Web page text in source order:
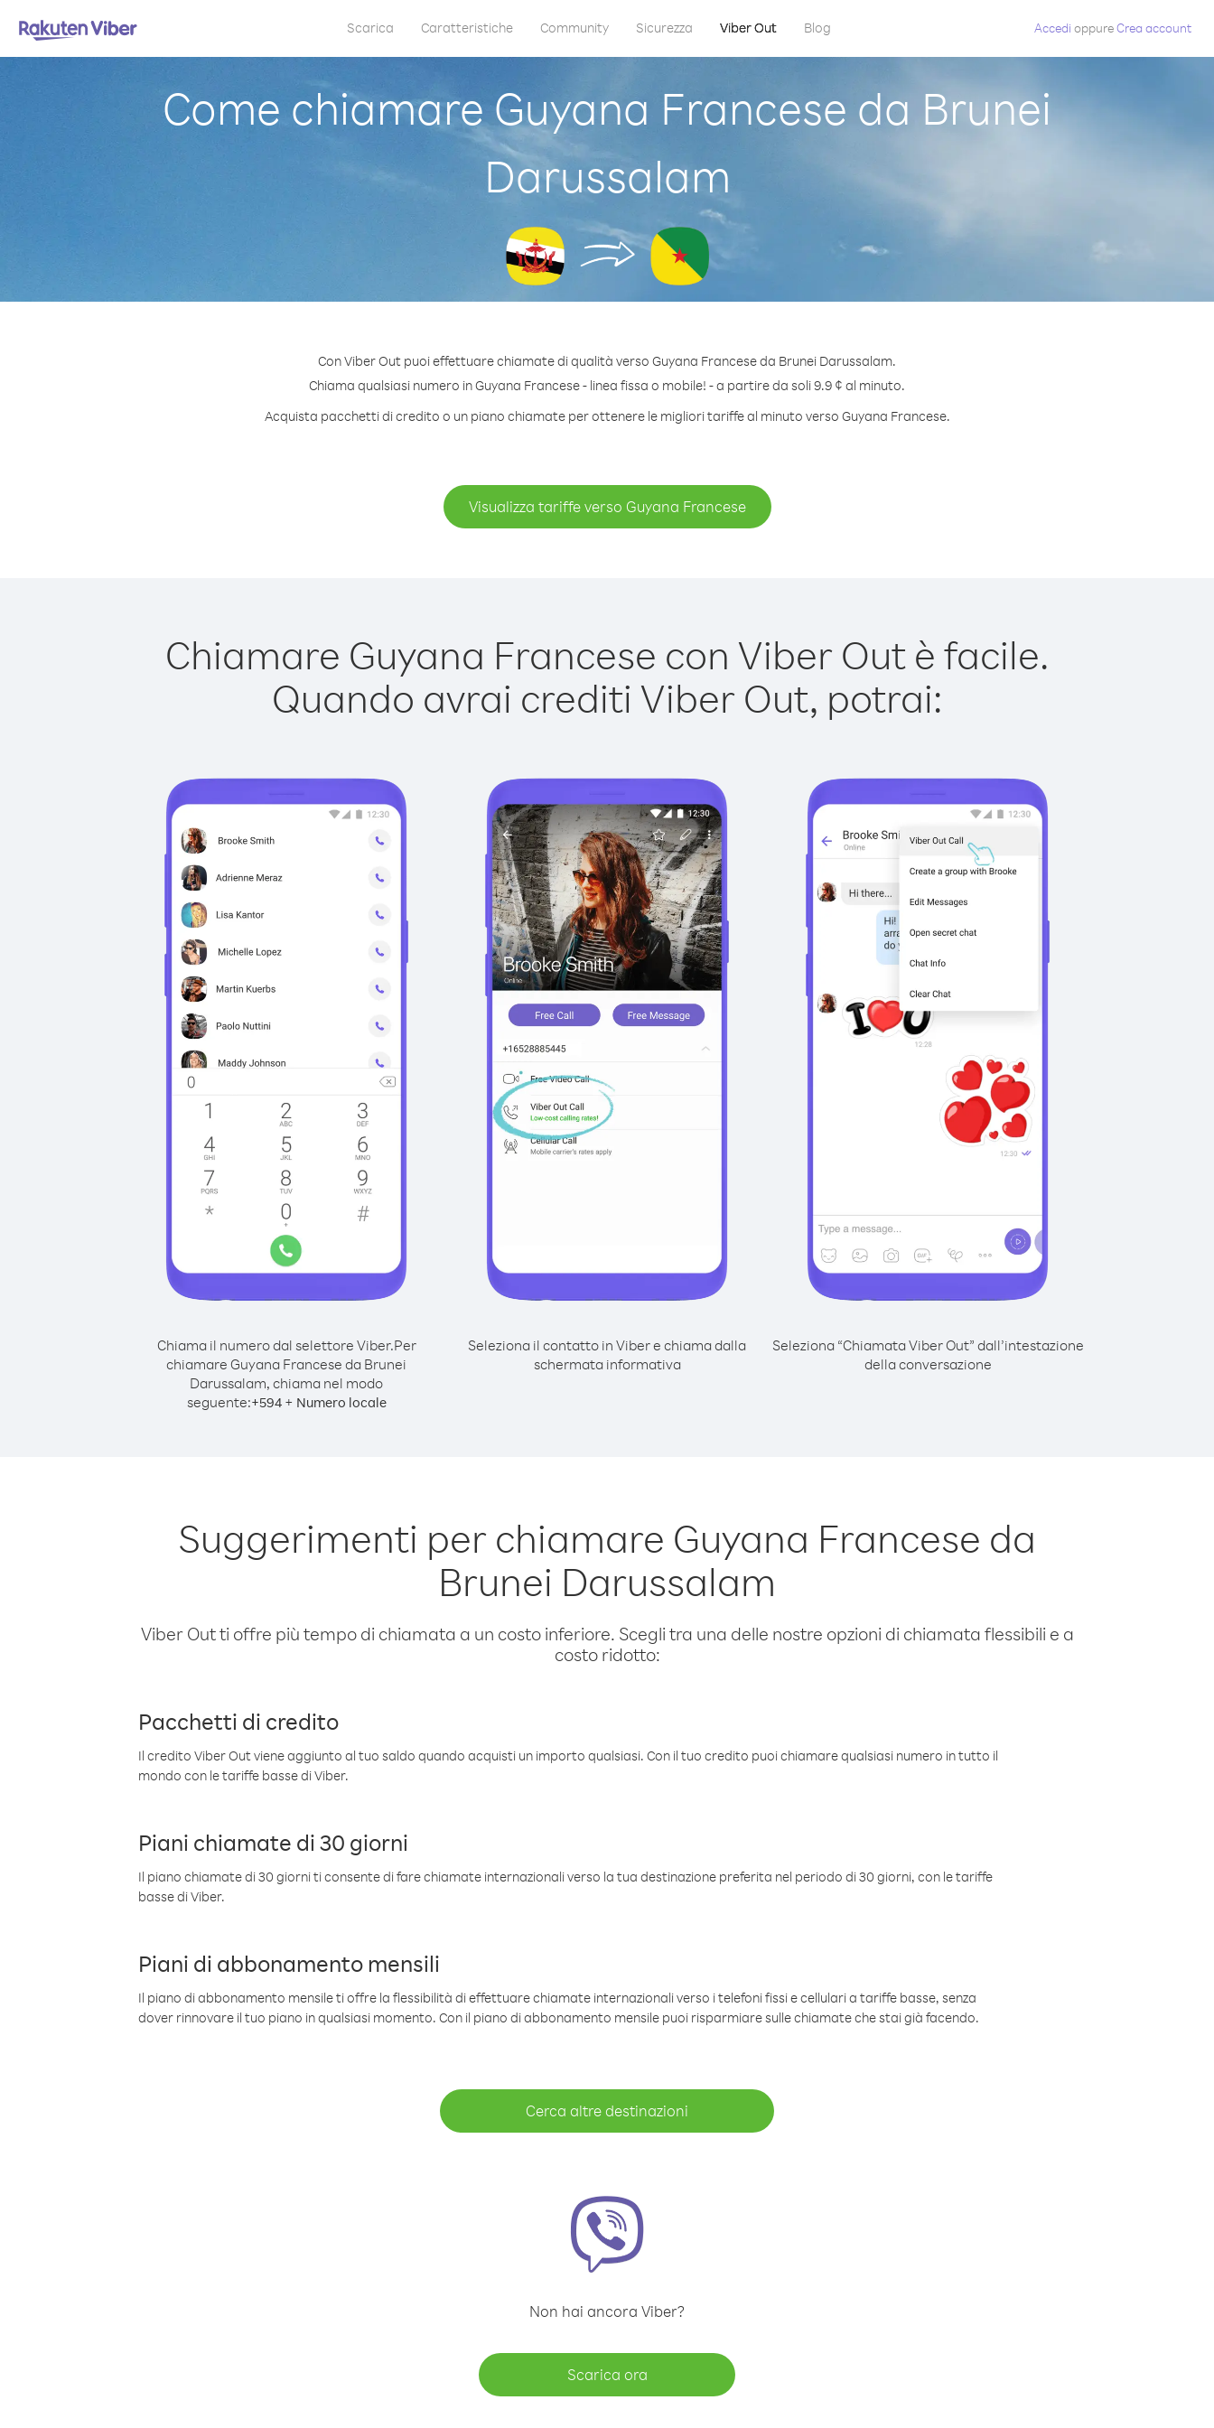
Scarica Caratteristiche Community Sicurezza Viber Out Blog Accedi oppureCrea account
Come chiamare Guyana Francese da Brunei
Darussalam
Con Viber Out puoi effettuare chiamate di qualità verso Guyana Francese da Brunei Darussalam.
Chiama qualsiasi numero in Guyana Francese - linea fissa o mobile! - a partire da soli 9.9 ¢ al minuto.
Acquista pacchetti di credito o un piano chiamate per ottenere le migliori tariffe al minuto verso Guyana Francese.
Visualizza tariffe verso Guyana Francese
Chiamare Guyana Francese con Viber Out è facile.
Quando avrai crediti Viber Out, potrai:
Chiama il numero dal selettore Viber.Per
chiamare Guyana Francese da Brunei
Darussalam, chiama nel modo
seguente:+594+ Numero locale
Seleziona il contatto in Viber e chiama dalla
schermata informativa
Seleziona “Chiamata Viber Out” dall’intestazione
della conversazione
Suggerimenti per chiamare Guyana Francese da
Brunei Darussalam
Viber Out ti offre più tempo di chiamata a un costo inferiore. Scegli tra una delle nostre opzioni di chiamata flessibili e a
costo ridotto:
Pacchetti di credito
Il credito Viber Out viene aggiunto al tuo saldo quando acquisti un importo qualsiasi. Con il tuo credito puoi chiamare qualsiasi numero in tutto il
mondo con le tariffe basse di Viber.
Piani chiamate di 30 giorni
Il piano chiamate di 30 giorni ti consente di fare chiamate internazionali verso la tua destinazione preferita nel periodo di 30 giorni, con le tariffe
basse di Viber.
Piani di abbonamento mensili
Il piano di abbonamento mensile ti offre la flessibilità di effettuare chiamate internazionali verso i telefoni fissi e cellulari a tariffe basse, senza
dover rinnovare il tuo piano in qualsiasi momento. Con il piano di abbonamento mensile puoi risparmiare sulle chiamate che stai già facendo.
Cerca altre destinazioni
Non hai ancora Viber?
Scarica ora